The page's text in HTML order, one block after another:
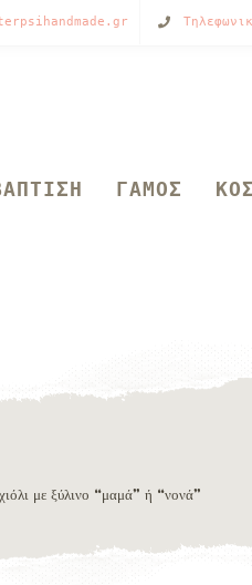
ΓΑΜΟΣ
με ξύλινο “μαμά” ή “νονά”